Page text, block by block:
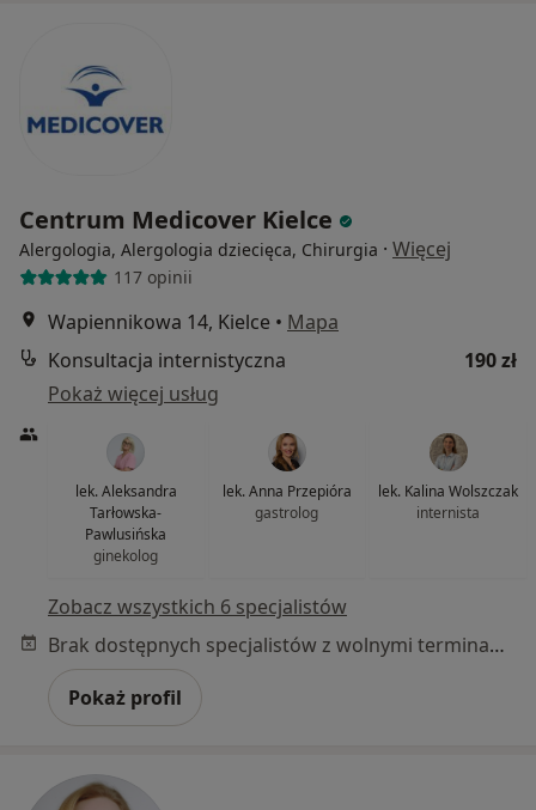
Centrum Medicover Kielce
Alergologia, Alergologia dziecięca, Chirurgia · Więcej
117 opinii
Wapiennikowa 14, Kielce • Mapa
Konsultacja internistyczna
190 zł
Pokaż więcej usług
lek. Aleksandra
Tarłowska-
Pawlusińska
ginekolog
lek. Anna Przepióra
gastrolog
lek. Kalina Wolszczak
internista
Zobacz wszystkich 6 specjalistów
Brak dostępnych specjalistów z wolnymi terminami w tym centrum medycznym.
Pokaż profil